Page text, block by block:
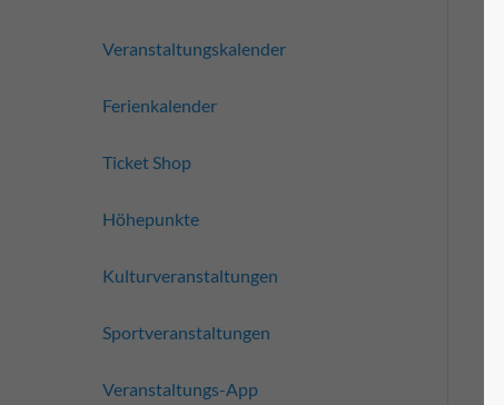
Veranstaltungskalender
Ferienkalender
Ticket Shop
Höhepunkte
Kulturveranstaltungen
Sportveranstaltungen
Veranstaltungs-App